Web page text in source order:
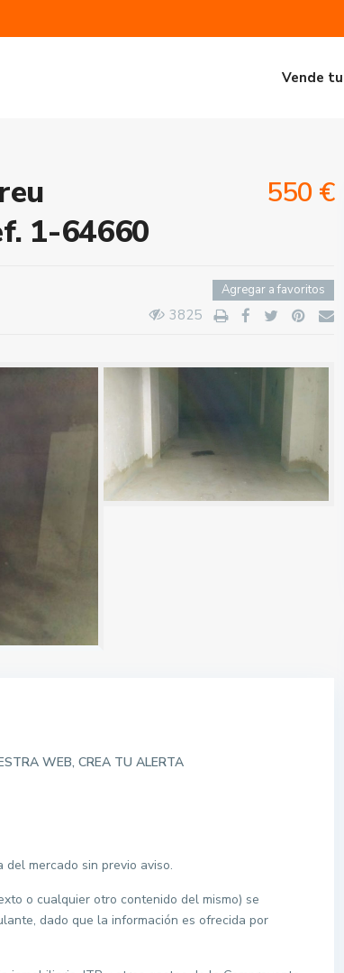
Vende
1-64660
550 €
Agregar a favoritos
3825
WEB, CREA TU ALERTA
mercado sin previo aviso.
o cualquier otro contenido del mismo) se
dado que la información es ofrecida por